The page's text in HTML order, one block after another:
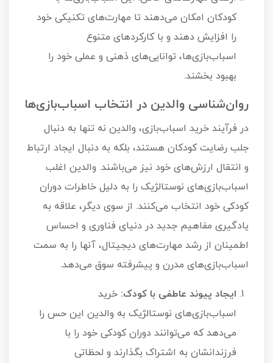
کودکان امکان می‌دهند تا مهارت‌های تکنیکی خود
را افزایش دهند و با کارکردهای متنوع
اسباب‌بازی‌ها، توانایی‌های ذهنی و عملی خود را
بهبود بخشند.
روان‌شناسی والدین در انتخاب اسباب‌بازی‌ها
در فرآیند خرید اسباب‌بازی، والدین نه تنها به دنبال
جلب رضایت کودکان هستند، بلکه به دنبال ایجاد ارتباط
و انتقال ارزش‌های خود نیز می‌باشند. والدین اغلب
اسباب‌بازی‌های نوستالژیک را به دلیل خاطرات دوران
کودکی خود انتخاب می‌کنند. از سوی دیگر، علاقه به
یادگیری مفاهیم جدید در دنیای فناوری و احساس
اطمینان از رشد مهارت‌های دیجیتال، آنها را به سمت
اسباب‌بازی‌های مدرن و پیشرفته سوق می‌دهد.
ایجاد پیوند عاطفی با کودک: خرید
اسباب‌بازی‌های نوستالژیک به والدین این حس را
می‌دهد که می‌توانند دوران کودکی خود را با
فرزندانشان به اشتراک بگذارند و لحظاتی